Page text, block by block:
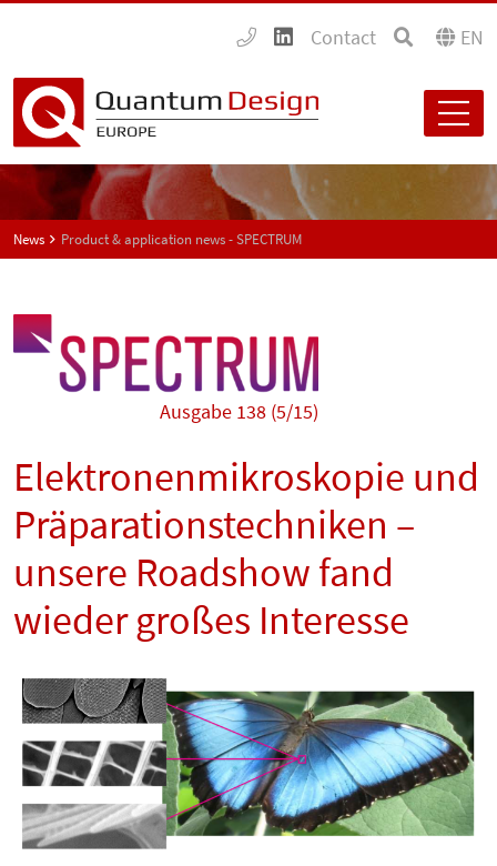
Contact EN
News Product & application news - SPECTRUM
Ausgabe 138 (5/15)
Elektronenmikroskopie und
Präparationstechniken –
unsere Roadshow fand
wieder großes Interesse